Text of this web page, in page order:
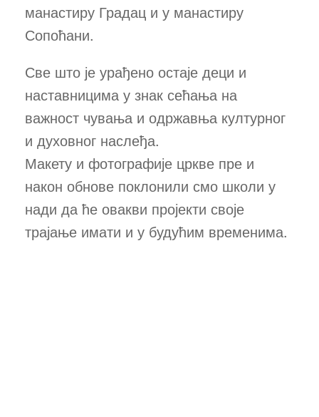
манастиру Градац и у манастиру
Сопоћани.
Све што је урађено остаје деци и
наставницима у знак сећања на
важност чувања и одржавња културног
и духовног наслеђа.
Макету и фотографије цркве пре и
након обнове поклонили смо школи у
нади да ће овакви пројекти своје
трајање имати и у будућим временима.